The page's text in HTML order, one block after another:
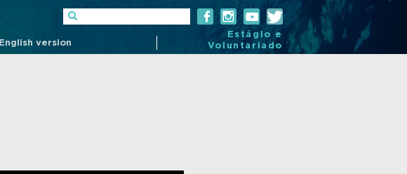
English version
Estágio e
Voluntariado